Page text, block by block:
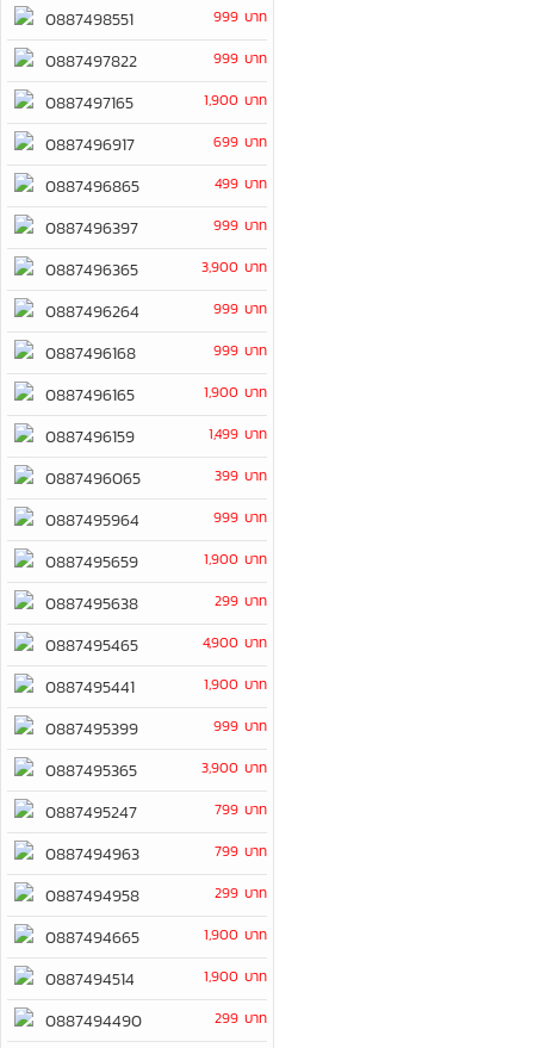
0887498551 999 บาท
0887497822 999 บาท
0887497165 1,900 บาท
0887496917 699 บาท
0887496865 499 บาท
0887496397 999 บาท
0887496365 3,900 บาท
0887496264 999 บาท
0887496168 999 บาท
0887496165 1,900 บาท
0887496159 1,499 บาท
0887496065 399 บาท
0887495964 999 บาท
0887495659 1,900 บาท
0887495638 299 บาท
0887495465 4,900 บาท
0887495441 1,900 บาท
0887495399 999 บาท
0887495365 3,900 บาท
0887495247 799 บาท
0887494963 799 บาท
0887494958 299 บาท
0887494665 1,900 บาท
0887494514 1,900 บาท
0887494490 299 บาท